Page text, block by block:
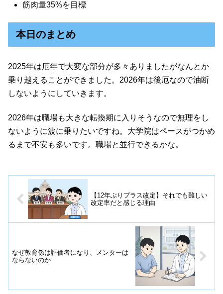
筋肉量35%を目標
本日のまとめ
2025年は厄年で大変な部分が多々ありましたがなんとか
乗り越えることができました。2026年は後厄なので油断
しないようにしていきます。
2026年は職場も大きな転換期に入りそうなので無理をし
ないように波に乗りたいですね。大学院はペースがつかめ
るまで不安も多いです。職場と並行できるかな。
【12年ぶりプラス改定】それでも難しい
改定率だと感じる理由
なぜ教育係は評価者になり、メンターは
ならないのか